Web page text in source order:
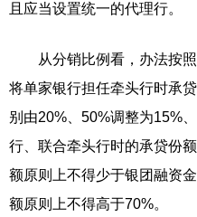
且应当设置统一的代理行。
从分销比例看，办法按照
将单家银行担任牵头行时承
别由20%、50%调整为15%
行、联合牵头行时的承贷份
额原则上不得少于银团融资
额原则上不得高于70%。